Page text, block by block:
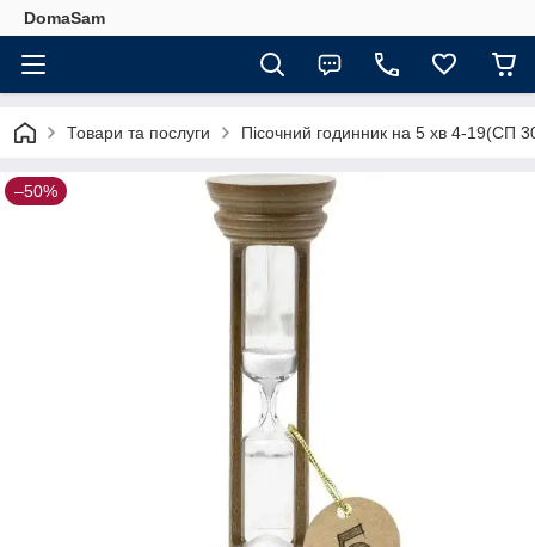
DomaSam
Товари та послуги Пісочний годинник на 5 хв 4-19(СП
–50%